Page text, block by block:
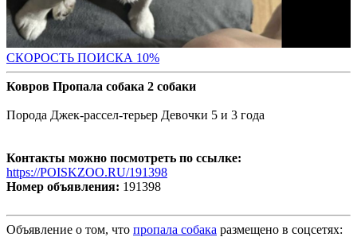
СКОРОСТЬ ПОИСКА 10%
Ковров Пропала собака 2 собаки
Порода Джек-рассел-терьер Девочки 5 и 3 года
Контакты можно посмотреть по ссылке:
https://POISKZOO.RU/191398
Номер объявления: 191398
Объявление о том, что пропала собака размещено в соцсетях: